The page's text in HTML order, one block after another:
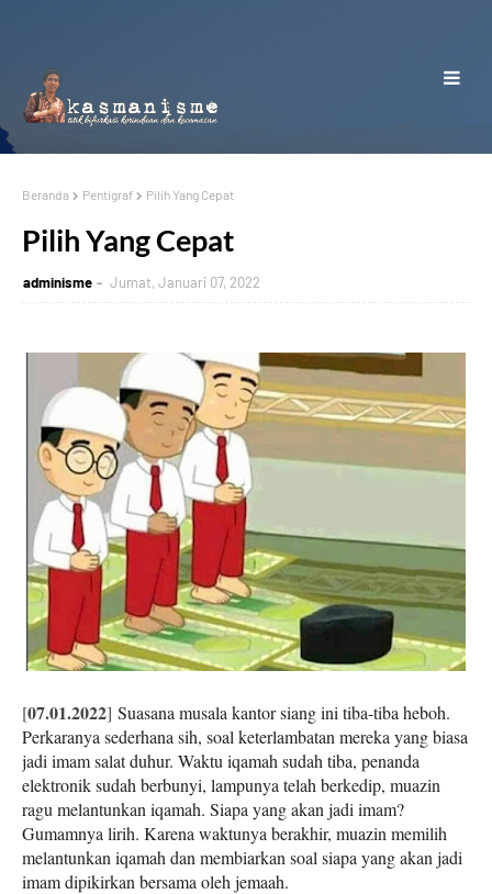
Beranda Pentigraf Pilih Yang Cepat
Pilih Yang Cepat
adminisme Jumat, Januari 07, 2022
[07.01.2022] Suasana musala kantor siang ini tiba-tiba heboh.
Perkaranya sederhana sih, soal keterlambatan mereka yang biasa
jadi imam salat duhur. Waktu iqamah sudah tiba, penanda
elektronik sudah berbunyi, lampunya telah berkedip, muazin
ragu melantunkan iqamah. Siapa yang akan jadi imam?
Gumamnya lirih. Karena waktunya berakhir, muazin memilih
melantunkan iqamah dan membiarkan soal siapa yang akan jadi
imam dipikirkan bersama oleh jemaah.